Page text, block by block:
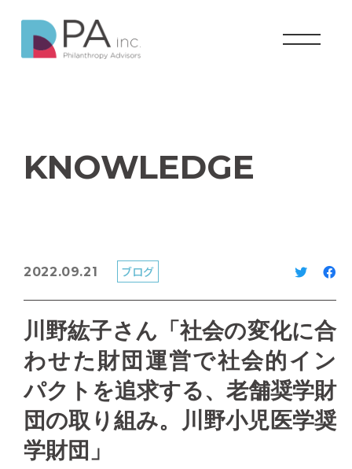
KNOWLEDGE
2022.09.21 ブログ
川野紘子さん「社会の変化に合
わせた財団運営で社会的イン
パクトを追求する、老舗奨学財
団の取り組み。川野小児医学奨
学財団」